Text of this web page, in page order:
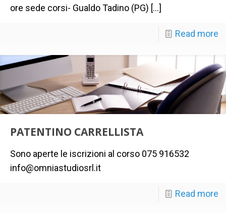
ore sede corsi- Gualdo Tadino (PG) […]
Read more
PATENTINO CARRELLISTA
Sono aperte le iscrizioni al corso 075 916532
info@omniastudiosrl.it
Read more